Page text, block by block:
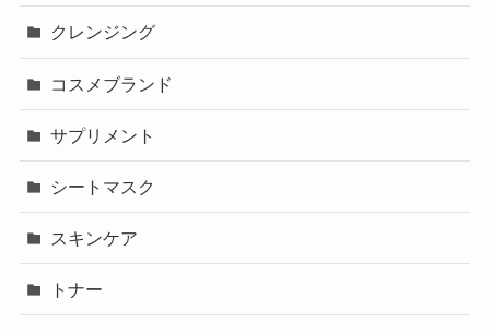
クレンジング
コスメブランド
サプリメント
シートマスク
スキンケア
トナー